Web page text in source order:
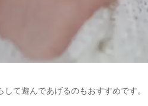
て遊んであげるのもおすすめです。